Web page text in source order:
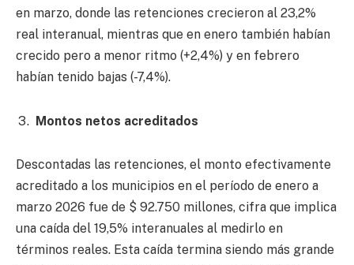
en marzo, donde las retenciones crecieron al 23,2%
real interanual, mientras que en enero también habían
crecido pero a menor ritmo (+2,4%) y en febrero
habían tenido bajas (-7,4%).
Montos netos acreditados
Descontadas las retenciones, el monto efectivamente
acreditado a los municipios en el período de enero a
marzo 2026 fue de $ 92.750 millones, cifra que implica
una caída del 19,5% interanuales al medirlo en
términos reales. Esta caída termina siendo más grande